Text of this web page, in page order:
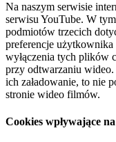
Na naszym serwisie
serwisu YouTube. W
podmiotów trzecich
preferencje
wyłączenia tych plików
przy odtwarzaniu
ich załadowanie, to nie
stronie wideo filmów.
Cookies wpływające